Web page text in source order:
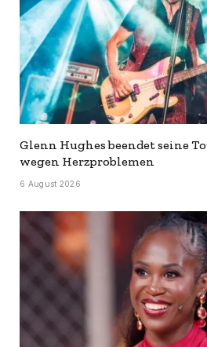
Glenn Hughes beendet seine
wegen Herzproblemen
6 August 2026